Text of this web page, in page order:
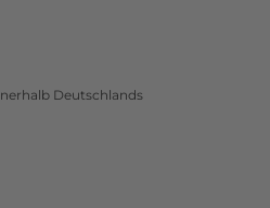
Deutschlands